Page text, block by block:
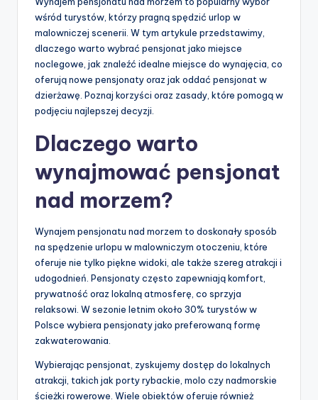
wśród turystów, którzy pragną spędzić urlop w
malowniczej scenerii. W tym artykule przedstawimy,
dlaczego warto wybrać pensjonat jako miejsce
noclegowe, jak znaleźć idealne miejsce do wynajęcia, co
oferują nowe pensjonaty oraz jak oddać pensjonat w
dzierżawę. Poznaj korzyści oraz zasady, które pomogą w
podjęciu najlepszej decyzji.
Dlaczego warto
wynajmować pensjonat
nad morzem?
Wynajem pensjonatu nad morzem to doskonały sposób
na spędzenie urlopu w malowniczym otoczeniu, które
oferuje nie tylko piękne widoki, ale także szereg atrakcji i
udogodnień. Pensjonaty często zapewniają komfort,
prywatność oraz lokalną atmosferę, co sprzyja
relaksowi. W sezonie letnim około 30% turystów w
Polsce wybiera pensjonaty jako preferowaną formę
zakwaterowania.
Wybierając pensjonat, zyskujemy dostęp do lokalnych
atrakcji, takich jak porty rybackie, molo czy nadmorskie
ścieżki rowerowe. Wiele obiektów oferuje również